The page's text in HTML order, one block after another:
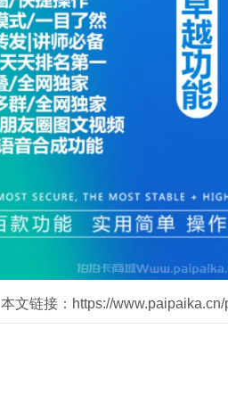
本文链接：https://www.paipaika.cn/